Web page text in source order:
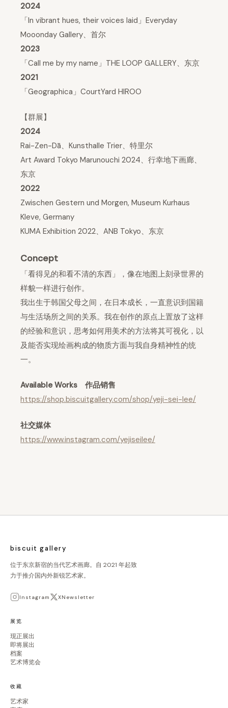
2024
「In vibrant hues, their voices laid」Everyday
Mooonday Gallery、首尔
2023
「Call me by my name」THE LOOP GALLERY、东京
2021
「Geographica」CourtYard HIROO
【群展】
2024
Rai-Zen-Dā、Kunsthalle Trier、特里尔
Art Award Tokyo Marunouchi 2024、行幸地下画廊、
东京
2022
Zwischen Gestern und Morgen, Museum Kurhaus
Kleve, Germany
KUMA Exhibition 2022、ANB Tokyo、东京
Concept
「看得见的和看不清的东西」，像在地图上刻录世界的
样貌一样进行创作。
我出生于韩国父母之间，在日本成长，一直意识到国籍
与生活场所之间的关系。我在创作的原点上置放了这样
的经验和意识，思考如何用美术的方法将其可视化，以
及能否实现绘画构成的物质方面与我自身精神性的统
一。
Available Works 作品销售
https://shop.biscuitgallery.com/shop/yeji-sei-lee/
社交媒体
https://www.instagram.com/yejiseilee/
biscuit gallery
位于东京新宿的当代艺术画廊。自 2021 年起致
力于推介国内外新锐艺术家。
Instagram XNewsletter
展览
现正展出
即将展出
档案
艺术博览会
收藏
艺术家